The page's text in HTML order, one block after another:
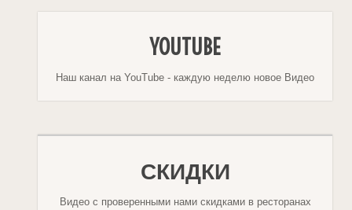
YOUTUBE
Наш канал на YouTube - каждую неделю новое Видео
СКИДКИ
Видео с проверенными нами скидками в ресторанах